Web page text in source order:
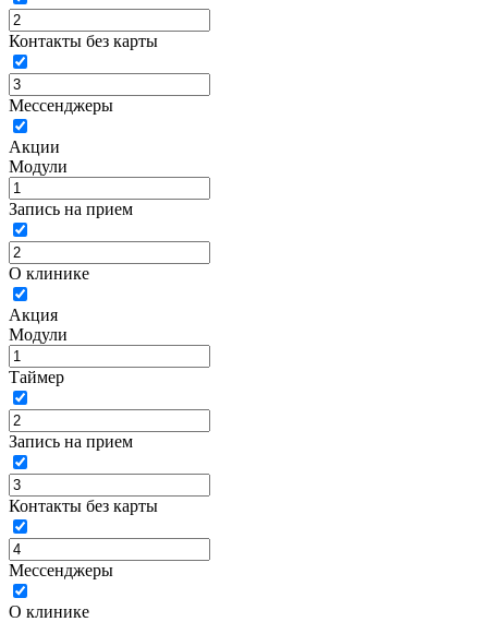
Контакты без карты
Мессенджеры
Акции
Модули
Запись на прием
О клинике
Акция
Модули
Таймер
Запись на прием
Контакты без карты
Мессенджеры
О клинике